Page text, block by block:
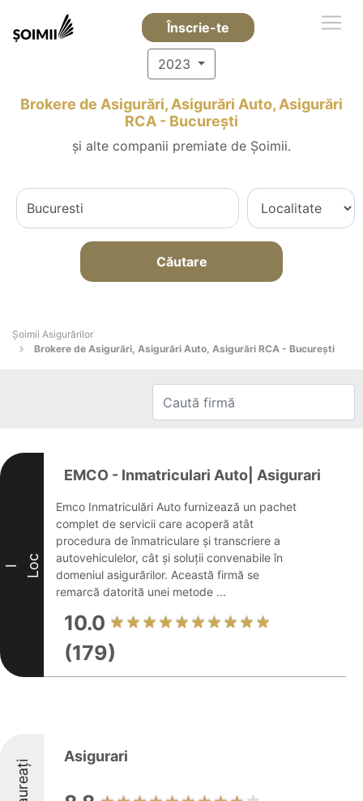
Înscrie-te
2023
Brokere de Asigurări, Asigurări Auto, Asigurări
RCA - Bucureşti
și alte companii premiate de Șoimii.
Căutare
Șoimii Asigurărilor
Brokere de Asigurări, Asigurări Auto, Asigurări RCA - Bucureşti
I Loc
EMCO - Inmatriculari Auto| Asigurari
Emco Inmatriculări Auto furnizează un pachet
complet de servicii care acoperă atât
procedura de înmatriculare și transcriere a
autovehiculelor, cât și soluții convenabile în
domeniul asigurărilor. Această firmă se
remarcă datorită unei metode ...
10.0
(179)
Laureați
Asigurari